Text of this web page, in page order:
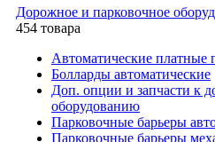
Дорожное и парковочное
454 товара
Автоматические платные
Болларды автоматические
Доп. опции и запчасти к
оборудованию
Парковочные барьеры
Парковочные барьеры